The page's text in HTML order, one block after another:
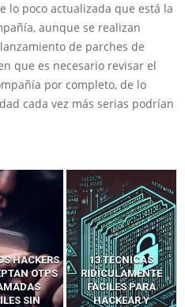
lo poco actualizada que está la
aunque se realizan
de parches de
que es necesario revisar el
por completo, de lo
cada vez más serias podrían
HACKERS
OTPS
SIN
13 TÉCNICAS
RIDÍCULAMENTE
FÁCILES PARA
HACKEAR Y